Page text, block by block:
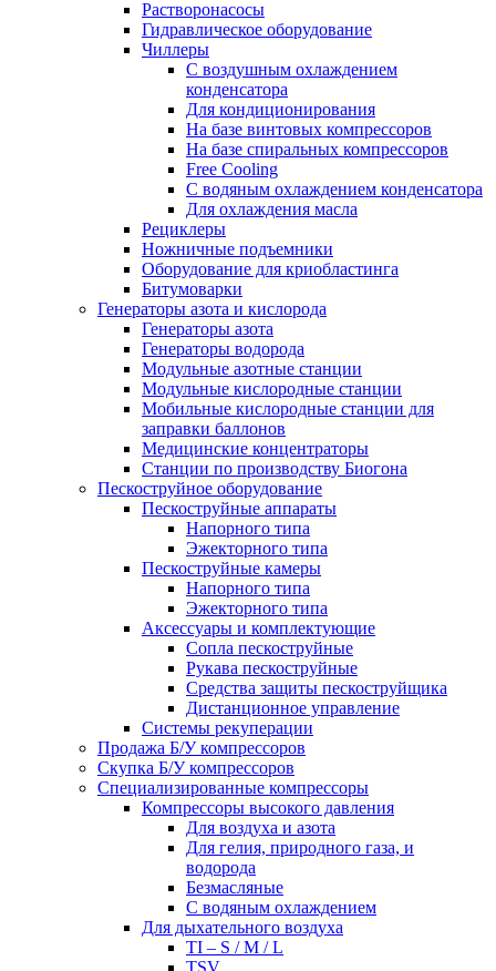
Растворонасосы
Гидравлическое оборудование
Чиллеры
С воздушным охлаждением
конденсатора
Для кондиционирования
На базе винтовых компрессоров
На базе спиральных компрессоров
Free Cooling
С водяным охлаждением конденсатора
Для охлаждения масла
Рециклеры
Ножничные подъемники
Оборудование для криобластинга
Битумоварки
Генераторы азота и кислорода
Генераторы азота
Генераторы водорода
Модульные азотные станции
Модульные кислородные станции
Мобильные кислородные станции для
заправки баллонов
Медицинские концентраторы
Станции по производству Биогона
Пескоструйное оборудование
Пескоструйные аппараты
Напорного типа
Эжекторного типа
Пескоструйные камеры
Напорного типа
Эжекторного типа
Аксессуары и комплектующие
Сопла пескоструйные
Рукава пескоструйные
Средства защиты пескоструйщика
Дистанционное управление
Системы рекуперации
Продажа Б/У компрессоров
Скупка Б/У компрессоров
Специализированные компрессоры
Компрессоры высокого давления
Для воздуха и азота
Для гелия, природного газа, и
водорода
Безмасляные
С водяным охлаждением
Для дыхательного воздуха
TI – S / M / L
TSV